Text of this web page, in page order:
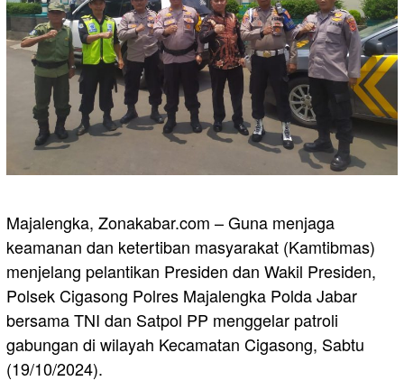
Majalengka, Zonakabar.com – Guna menjaga
keamanan dan ketertiban masyarakat (Kamtibmas)
menjelang pelantikan Presiden dan Wakil Presiden,
Polsek Cigasong Polres Majalengka Polda Jabar
bersama TNI dan Satpol PP menggelar patroli
gabungan di wilayah Kecamatan Cigasong, Sabtu
(19/10/2024).